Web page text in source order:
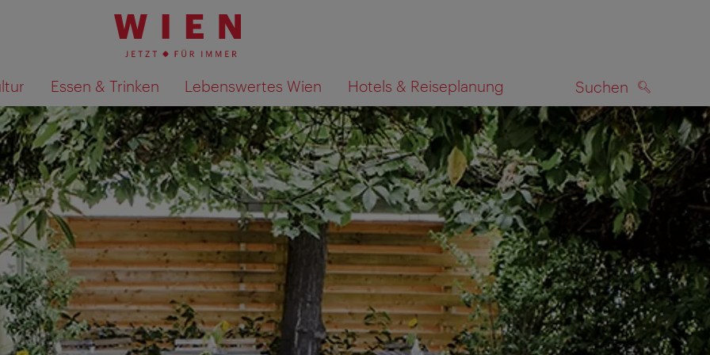
Essen & Trinken Lebenswertes Wien Hotels & Reiseplanung Suchen
Suchergebnisse auf Karte anzeigen SUCHEN